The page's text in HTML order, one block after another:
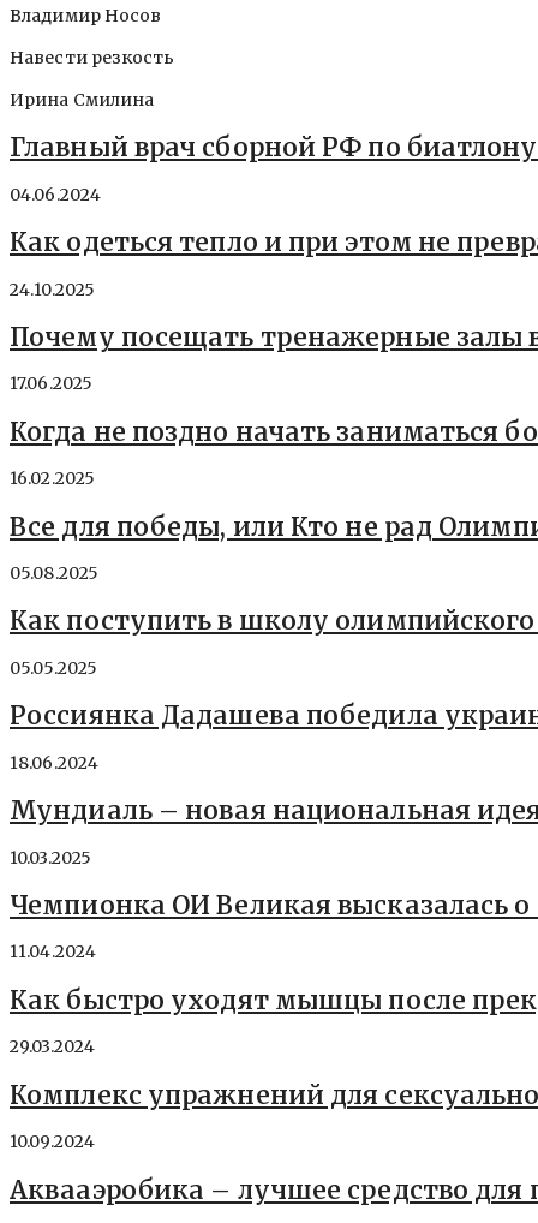
Владимир Носов
Навести резкость
Ирина Смилина
Главный врач сборной РФ по
04.06.2024
Как одеться тепло и при этом не
24.10.2025
Почему посещать тренажерные залы
17.06.2025
Когда не поздно начать заниматься
16.02.2025
Все для победы, или Кто не рад
05.08.2025
Как поступить в школу олимпийского
05.05.2025
Россиянка Дадашева победила
18.06.2024
Мундиаль – новая национальная
10.03.2025
Чемпионка ОИ Великая
11.04.2024
Как быстро уходят мышцы после
29.03.2024
Комплекс упражнений для
10.09.2024
Аквааэробика – лучшее средство для